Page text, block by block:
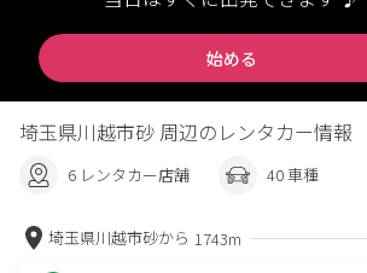
始める
埼玉県川越市砂 周辺のレンタカー情報
6 レンタカー店舗 40 車種
埼玉県川越市砂から 1743m